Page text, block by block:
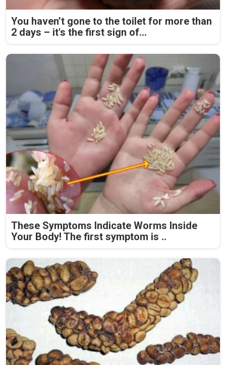
You haven’t gone to the toilet for more than
2 days – it's the first sign of...
These Symptoms Indicate Worms Inside
Your Body! The first symptom is ..